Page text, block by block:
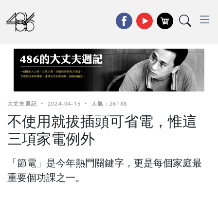
大丈夫週記 • 2024-04-15 • 人氣 : 26188
不使用就拔插頭可省電，惟這
三項家電例外
「節電」是今年熱門關鍵字，更是每個家庭最
重要個功課之一。